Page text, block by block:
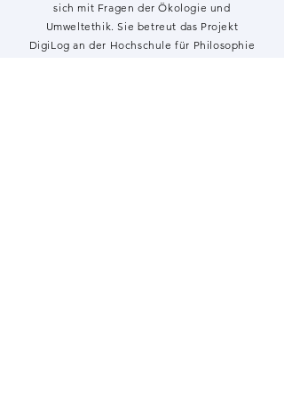
sich mit Fragen der Ökologie und
Umweltethik. Sie betreut das Projekt
DigiLog an der Hochschule für Philosophie